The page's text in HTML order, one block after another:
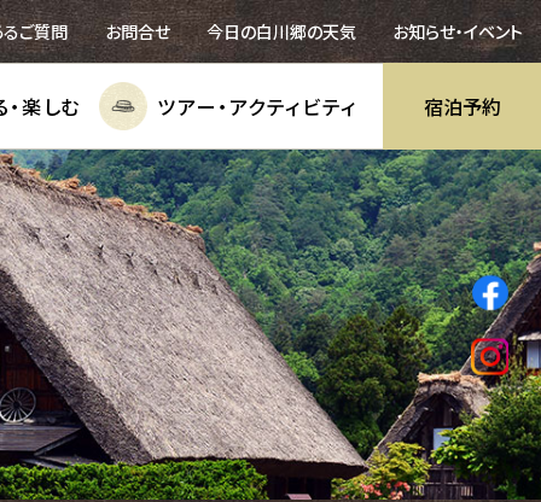
るご質問 お問合せ 今日の白川郷の天気 お知らせ・イベント
楽しむ ツアー・ アクティビティ 宿泊予約